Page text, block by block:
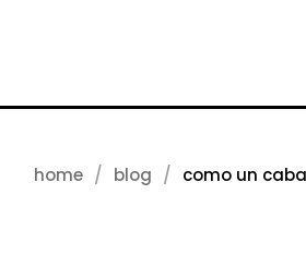
home blog como un